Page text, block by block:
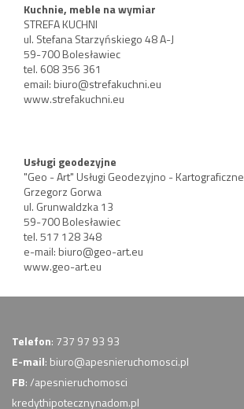
Kuchnie, meble na wymiar
STREFA KUCHNI
ul. Stefana Starzyńskiego 48 A-J
59-700 Bolesławiec
tel. 608 356 361
email: biuro@strefakuchni.eu
www.strefakuchni.eu
Usługi geodezyjne
"Geo - Art" Usługi Geodezyjno - Kartograficzne
Grzegorz Gorwa
ul. Grunwaldzka 13
59-700 Bolesławiec
tel. 517 128 348
e-mail: biuro@geo-art.eu
www.geo-art.eu
Telefon: 737 97 93 93
E-mail: biuro@apesnieruchomosci.pl
FB:/apesnieruchomosci
kredythipotecznynadom.pl